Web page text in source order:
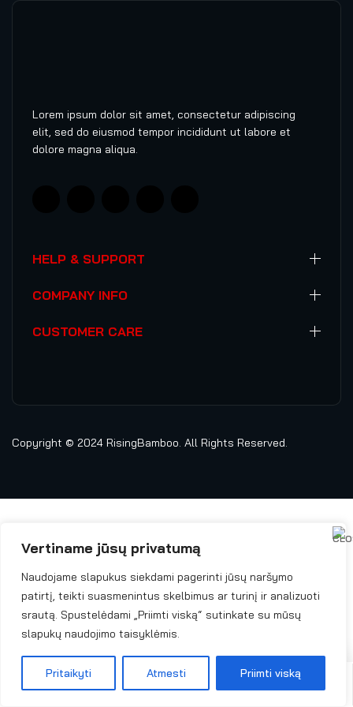
Vertiname jūsų privatumą
Naudojame slapukus siekdami pagerinti jūsų naršymo
patirtį, teikti suasmenintus skelbimus ar turinį ir analizuoti
srautą. Spustelėdami „Priimti viską“ sutinkate su mūsų
slapukų naudojimo taisyklėmis.
Pritaikyti Atmesti Priimti viską
Lorem ipsum dolor sit amet, consectetur adipiscing
elit, sed do eiusmod tempor incididunt ut labore et
dolore magna aliqua.
HELP & SUPPORT
COMPANY INFO
CUSTOMER CARE
Copyright © 2024 RisingBamboo. All Rights Reserved.